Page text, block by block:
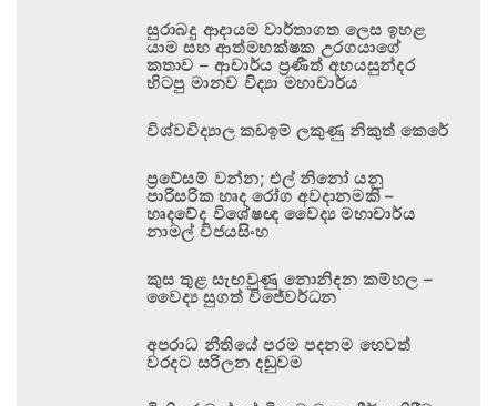
සුරාබදු ආදායම වාර්තාගත ලෙස ඉහළ
යාම සහ ආත්මභක්ෂක උරගයාගේ
කතාව – ආචාර්ය ප්‍රණීත් අභයසුන්දර
හිටපු මානව විද්‍යා මහාචාර්ය
විශ්වවිද්‍යාල කඩඉම් ලකුණු නිකුත් කෙරේ
ප්‍රවේසම් වන්න; එල් නිනෝ යනු
පාරිසරික හෘද රෝග අවදානමකි –
හෘදවේද විශේෂඥ වෛද්‍ය මහාචාර්ය
නාමල් විජයසිංහ
කුස තුළ සැඟවුණු නොනිදන කම්හල –
වෛද්‍ය සුගත් විජේවර්ධන
අපරාධ නීතියේ පරම පදනම හෙවත්
වරදට සරිලන දඬුවම